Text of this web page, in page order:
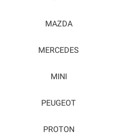
MAZDA
MERCEDES
MINI
PEUGEOT
PROTON